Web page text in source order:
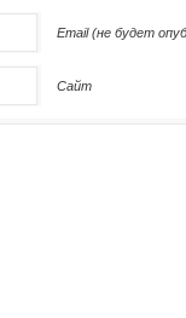
Email (не будет
Сайт